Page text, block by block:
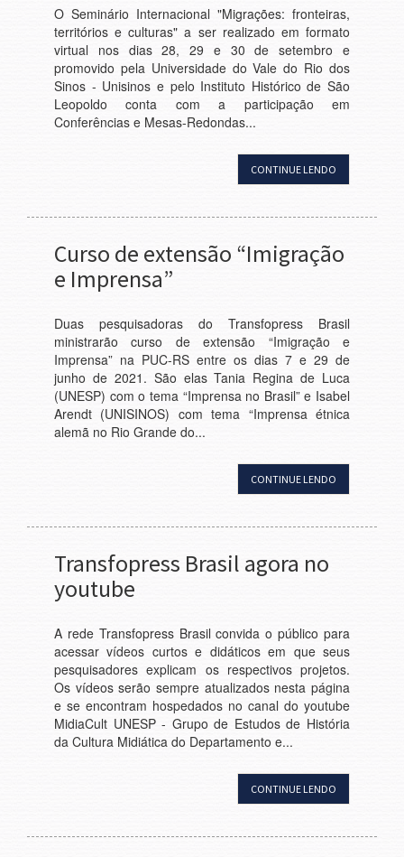
O Seminário Internacional "Migrações: fronteiras,
territórios e culturas" a ser realizado em formato
virtual nos dias 28, 29 e 30 de setembro e
promovido pela Universidade do Vale do Rio dos
Sinos - Unisinos e pelo Instituto Histórico de São
Leopoldo conta com a participação em
Conferências e Mesas-Redondas...
CONTINUE LENDO
Curso de extensão “Imigração
e Imprensa”
Duas pesquisadoras do Transfopress Brasil
ministrarão curso de extensão “Imigração e
Imprensa” na PUC-RS entre os dias 7 e 29 de
junho de 2021. São elas Tania Regina de Luca
(UNESP) com o tema “Imprensa no Brasil” e Isabel
Arendt (UNISINOS) com tema “Imprensa étnica
alemã no Rio Grande do...
CONTINUE LENDO
Transfopress Brasil agora no
youtube
A rede Transfopress Brasil convida o público para
acessar vídeos curtos e didáticos em que seus
pesquisadores explicam os respectivos projetos.
Os vídeos serão sempre atualizados nesta página
e se encontram hospedados no canal do youtube
MidiaCult UNESP - Grupo de Estudos de História
da Cultura Midiática do Departamento e...
CONTINUE LENDO